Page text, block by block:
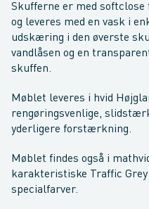
Skufferne er med
og leveres med en vask i
udskæring i den øverste
vandlåsen og en
skuffen.
Møblet leveres i hvid
rengøringsvenlige,
yderligere forstærkning.
Møblet findes også i
karakteristiske Traffic
specialfarver.